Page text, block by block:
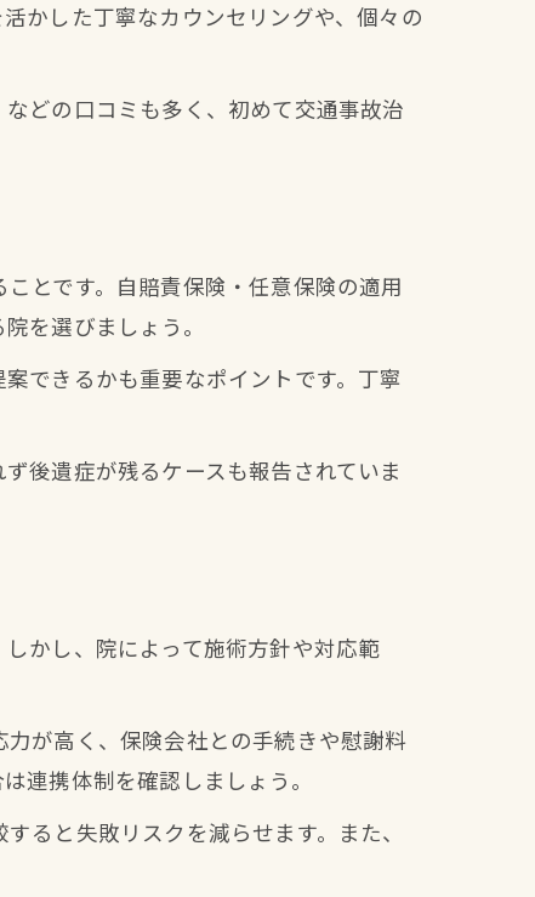
かした丁寧なカウンセリングや、個々の
どの口コミも多く、初めて交通事故治
とです。自賠責保険・任意保険の適用
を選びましょう。
できるかも重要なポイントです。丁寧
後遺症が残るケースも報告されていま
かし、院によって施術方針や対応範
が高く、保険会社との手続きや慰謝料
連携体制を確認しましょう。
ると失敗リスクを減らせます。また、